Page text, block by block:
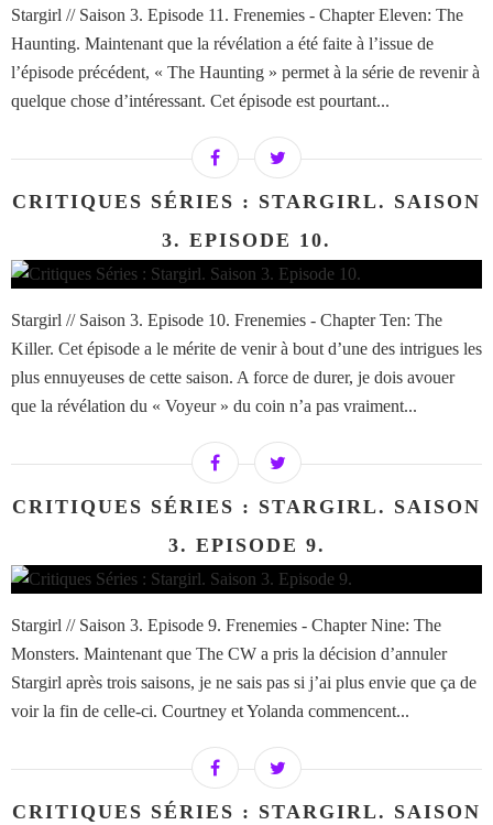
Stargirl // Saison 3. Episode 11. Frenemies - Chapter Eleven: The
Haunting. Maintenant que la révélation a été faite à l’issue de
l’épisode précédent, « The Haunting » permet à la série de revenir à
quelque chose d’intéressant. Cet épisode est pourtant...
CRITIQUES SÉRIES : STARGIRL. SAISON
3. EPISODE 10.
Stargirl // Saison 3. Episode 10. Frenemies - Chapter Ten: The
Killer. Cet épisode a le mérite de venir à bout d’une des intrigues les
plus ennuyeuses de cette saison. A force de durer, je dois avouer
que la révélation du « Voyeur » du coin n’a pas vraiment...
CRITIQUES SÉRIES : STARGIRL. SAISON
3. EPISODE 9.
Stargirl // Saison 3. Episode 9. Frenemies - Chapter Nine: The
Monsters. Maintenant que The CW a pris la décision d’annuler
Stargirl après trois saisons, je ne sais pas si j’ai plus envie que ça de
voir la fin de celle-ci. Courtney et Yolanda commencent...
CRITIQUES SÉRIES : STARGIRL. SAISON